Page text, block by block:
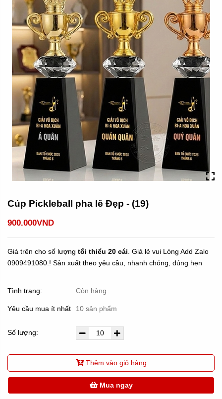
Cúp Pickleball pha lê Đẹp - (19)
900.000VND
Giá trên cho số lượng tối thiểu 20 cái . Giá lẻ vui Lòng Add Zalo
0909491080.! Sản xuất theo yêu cầu, nhanh chóng, đúng hẹn
Tình trạng: Còn hàng
Yêu cầu mua ít nhất 10 sản phẩm
Số lượng:
Thêm vào giỏ hàng
Mua ngay